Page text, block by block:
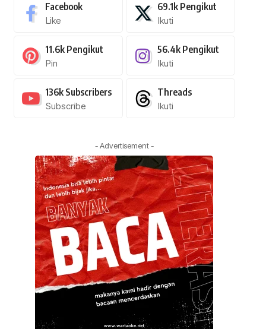
Facebook
Like
69.1k Pengikut
Ikuti
11.6k Pengikut
Pin
56.4k Pengikut
Ikuti
136k Subscribers
Subscribe
Threads
Ikuti
- Advertisement -